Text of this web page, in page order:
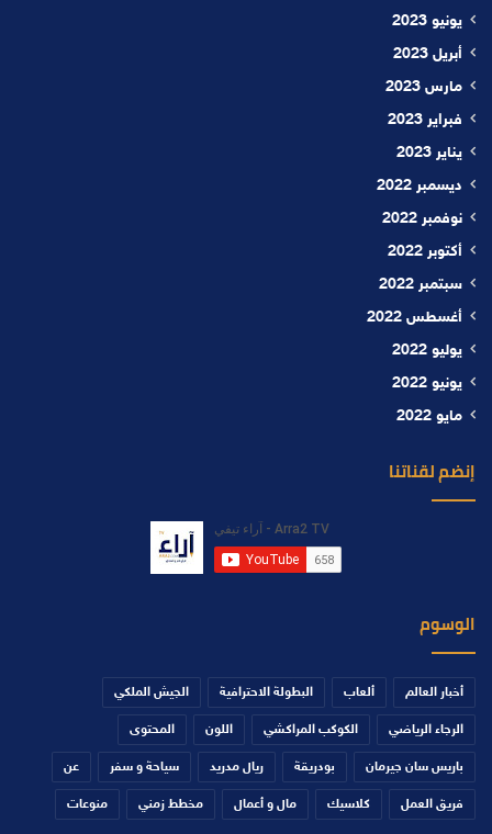
يونيو 2023
أبريل 2023
مارس 2023
فبراير 2023
يناير 2023
ديسمبر 2022
نوفمبر 2022
أكتوبر 2022
سبتمبر 2022
أغسطس 2022
يوليو 2022
يونيو 2022
مايو 2022
إنضم لقناتنا
الوسوم
أخبار العالم ألعاب البطولة الاحترافية الجيش الملكي
الرجاء الرياضي الكوكب المراكشي اللون المحتوى
باريس سان جيرمان بودريقة ريال مدريد سياحة و سفر عن
فريق العمل كلاسيك مال و أعمال مخطط زمني منوعات